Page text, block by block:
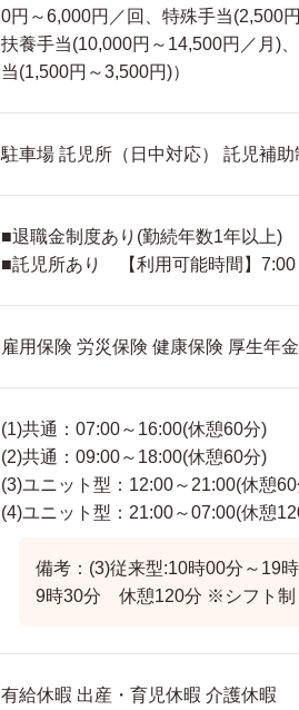
0円～6,000円／回、特殊手当(2,500
扶養手当(10,000円～14,500円／月)
当(1,500円～3,500円)）
駐車場 託児所（日中対応） 託児補助
■退職金制度あり(勤続年数1年以上)
■託児所あり 【利用可能時間】7:00
雇用保険 労災保険 健康保険 厚生年
(1)共通：07:00～16:00(休憩60分)
(2)共通：09:00～18:00(休憩60分)
(3)ユニット型：12:00～21:00(休憩
(4)ユニット型：21:00～07:00(休憩
備考：(3)従来型:10時00分～19
9時30分 休憩120分 ※シフト制
有給休暇 出産・育児休暇 介護休暇